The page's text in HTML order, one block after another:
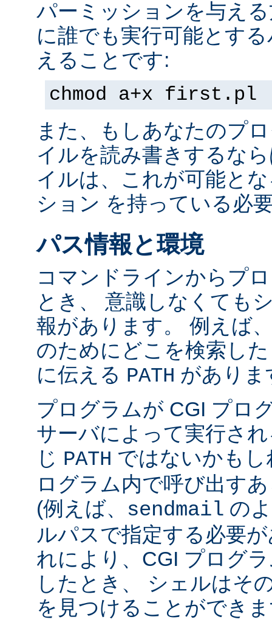
パーミッションを与え
に誰でも実行可能とす
えることです:
chmod a+x first.pl
また、もしあなたのプ
イルを読み書きするな
イルは、これが可能と
ション を持っている必
パス情報と環境
コマンドラインからプ
とき、 意識しなくても
報があります。 例えば
のためにどこを検索し
に伝える PATH がありま
プログラムが CGI プロ
サーバによって実行さ
じ PATH ではないかも
ログラム内で呼び出す
(例えば、 sendmail の
ルパスで指定する必要
れにより、CGI プログ
したとき、 シェルはそ
を見つけることができ